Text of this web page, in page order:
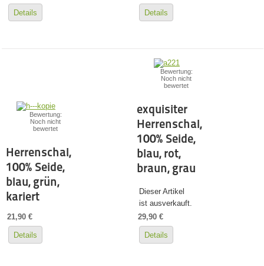
Details Details
Bewertung:
Noch nicht
bewertet
Herrenschal,
100% Seide,
blau, grün,
kariert
21,90 €
Details
Bewertung:
Noch nicht
bewertet
exquisiter
Herrenschal,
100% Seide,
blau, rot,
braun, grau
Dieser Artikel
ist ausverkauft.
29,90 €
Details